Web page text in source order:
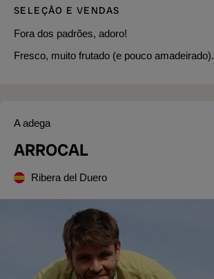
SELEÇÃO E VENDAS
Fora dos padrões, adoro!
Fresco, muito frutado (e pouco amadeirado).
A adega
ARROCAL
Ribera del Duero